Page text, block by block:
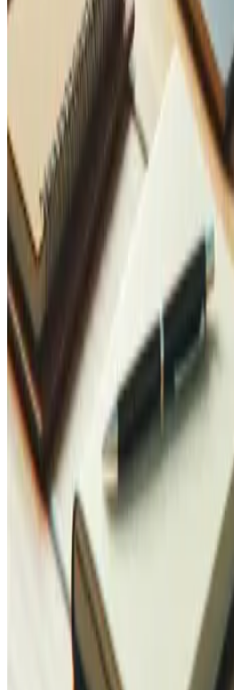
Optimisez vos
L'efficacité opérationnelle vient
processus, vos données et
Intégrations et
Éliminez la saisie manuelle en
automatiquement votre
ERP.
En savoir plus
Expansion et
Prêt à vendre sur de nouveaux
doit évoluer avec votre portée.
En savoir plus
Analyse de Données
Transformez vos données de
décisions — pas seulement en
En savoir plus
Contactez-nous
Contactez-nous, nous sommes là